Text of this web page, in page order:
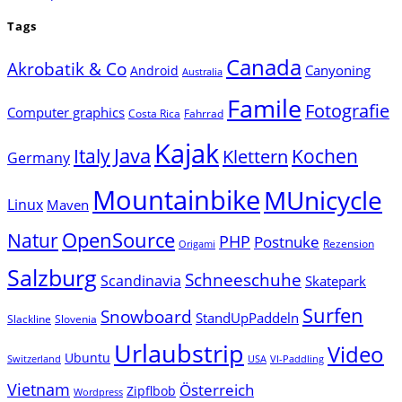
Tags
Akrobatik & Co Android Australia Canada Canyoning
Computer graphics Costa Rica Fahrrad Famile Fotografie
Germany Italy Java Kajak Klettern Kochen
Linux Maven MountainbikeMUnicycle
NaturOpenSource Origami PHP Postnuke Rezension
SalzburgScandinavia Schneeschuhe Skatepark
Slackline Slovenia Snowboard StandUpPaddeln Surfen
Switzerland Ubuntu Urlaubstrip USA VI-Paddling Video
Vietnam Wordpress Zipflbob Österreich